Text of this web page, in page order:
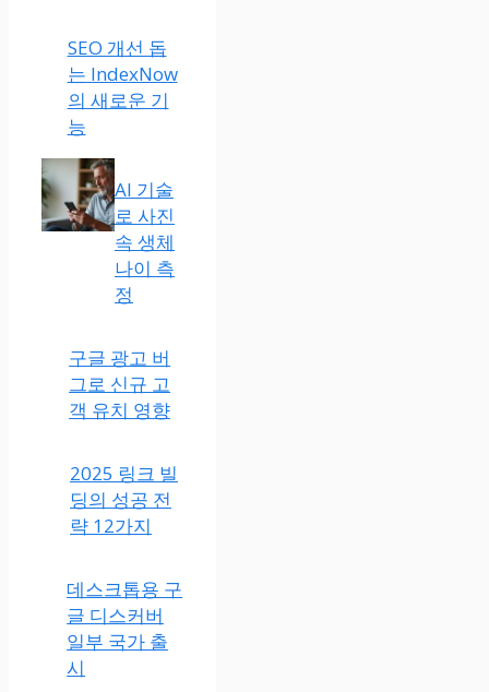
SEO 개선 돕
는 IndexNow
의 새로운 기
능
AI 기술
로 사진
속 생체
나이 측
정
구글 광고 버
그로 신규 고
객 유치 영향
2025 링크 빌
딩의 성공 전
략 12가지
데스크톱용 구
글 디스커버
일부 국가 출
시